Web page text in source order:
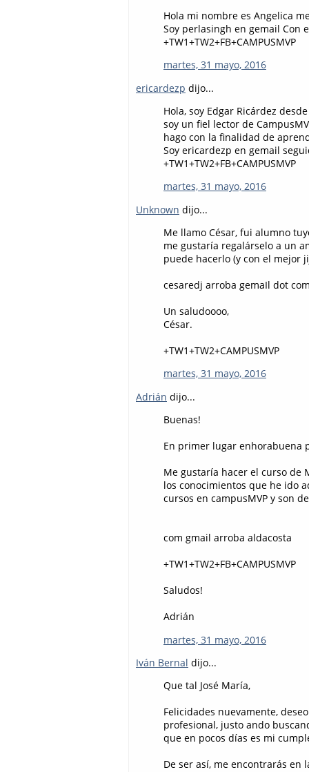
Hola mi nombre es Angelica
Soy perlasingh en gemail Con
+TW1+TW2+FB+CAMPUSMVP
martes, 31 mayo, 2016
ericardezp dijo...
Hola, soy Edgar Ricárdez
soy un fiel lector de
hago con la finalidad de
Soy ericardezp en gemail
+TW1+TW2+FB+CAMPUSMVP
martes, 31 mayo, 2016
Unknown dijo...
Me llamo César, fui alumno
me gustaría regalárselo a un
puede hacerlo (y con el mejor
cesaredj arroba gemaIl dot
Un saludoooo,
César.
+TW1+TW2+CAMPUSMVP
martes, 31 mayo, 2016
Adrián dijo...
Buenas!
En primer lugar enhorabuena
Me gustaría hacer el curso de
los conocimientos que he ido
cursos en campusMVP y son
com gmail arroba aldacosta
+TW1+TW2+FB+CAMPUSMVP
Saludos!
Adrián
martes, 31 mayo, 2016
Iván Bernal dijo...
Que tal José María,
Felicidades nuevamente,
profesional, justo ando
que en pocos días es mi
De ser así, me encontrarás en